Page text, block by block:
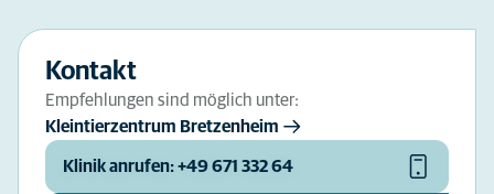
Kontakt
Empfehlungen sind möglich unter:
Kleintierzentrum Bretzenheim
Klinik anrufen: +49 671 332 64